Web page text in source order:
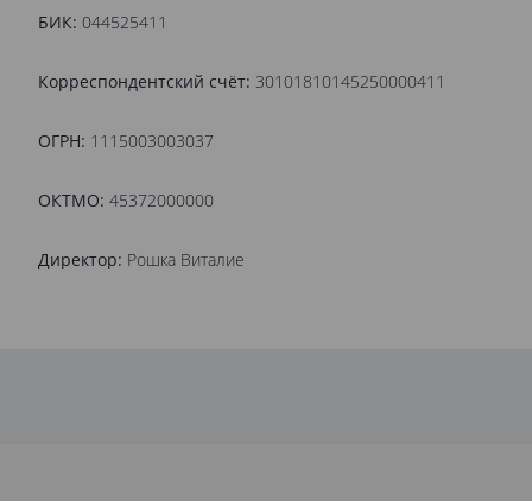
БИК: 044525411
Корреспондентский счёт: 30101810145250000411
ОГРН: 1115003003037
ОКТМО: 45372000000
Директор: Рошка Виталие